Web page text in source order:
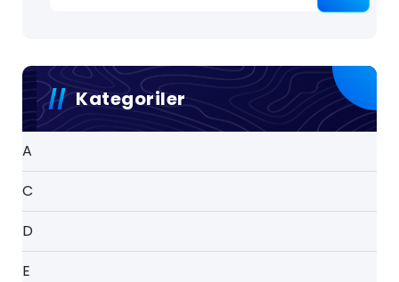
Kategoriler
A
C
D
E